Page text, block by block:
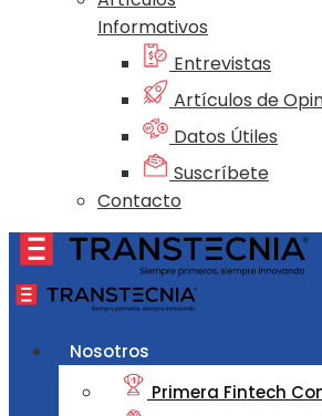
Informativos
Entrevistas
Artículos de
Datos Útiles
Suscríbete
Contacto
Nosotros
Primera Fintech